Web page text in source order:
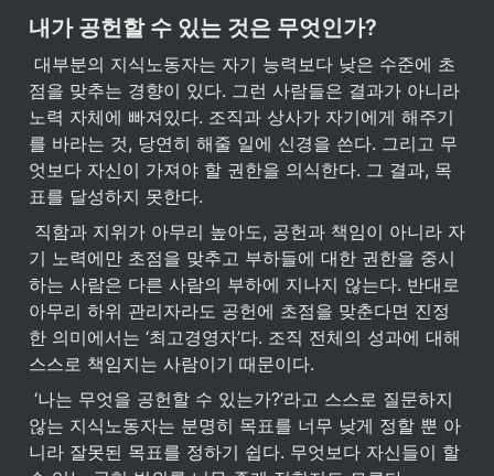
내가 공헌할 수 있는 것은 무엇인가?
점을 맞추는 경향이 있다. 그런 사람들은 결과가 아니라
노력 자체에 빠져있다. 조직과 상사가 자기에게 해주기
를 바라는 것, 당연히 해줄 일에 신경을 쓴다. 그리고 무
엇보다 자신이 가져야 할 권한을 의식한다. 그 결과, 목
표를 달성하지 못한다.
기 노력에만 초점을 맞추고 부하들에 대한 권한을 중시
하는 사람은 다른 사람의 부하에 지나지 않는다. 반대로
아무리 하위 관리자라도 공헌에 초점을 맞춘다면 진정
한 의미에서는 ‘최고경영자’다. 조직 전체의 성과에 대해
스스로 책임지는 사람이기 때문이다.
않는 지식노동자는 분명히 목표를 너무 낮게 정할 뿐 아
니라 잘못된 목표를 정하기 쉽다. 무엇보다 자신들이 할